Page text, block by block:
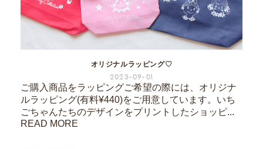
オリジナルラッピング♡
2023-09-01
ご購入商品をラッピングご希望の際には、オリジナ
ルラッピング(有料¥440)をご用意しています。いち
ごちゃんたちのデザインをプリントしたショッピ...
READ MORE